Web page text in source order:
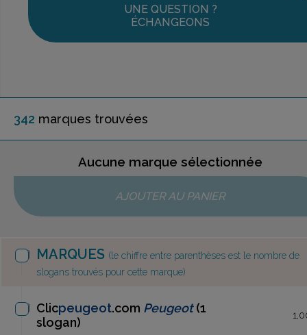
UNE QUESTION ?
ÉCHANGEONS
342 marques trouvées
Aucune marque sélectionnée
AJOUTER AU PANIER
MARQUES (le chiffre entre parenthèses est le nombre de
slogans trouvés pour cette marque)
Clicpeugeot.com Peugeot(1
slogan)